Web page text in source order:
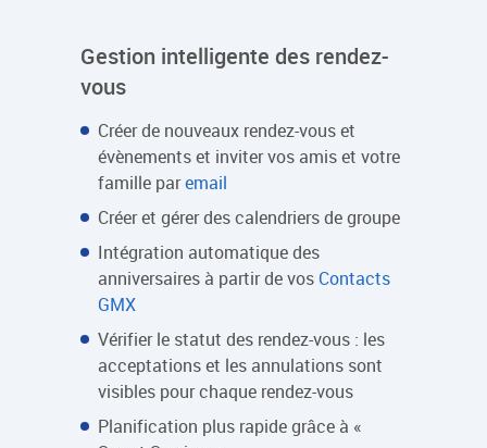
Gestion intelligente des rendez-
vous
Créer de nouveaux rendez-vous et
évènements et inviter vos amis et votre
famille paremail
Créer et gérer des calendriers de groupe
Intégration automatique des
anniversaires à partir de vos Contacts
GMX
Vérifier le statut des rendez-vous : les
acceptations et les annulations sont
visibles pour chaque rendez-vous
Planification plus rapide grâce à «